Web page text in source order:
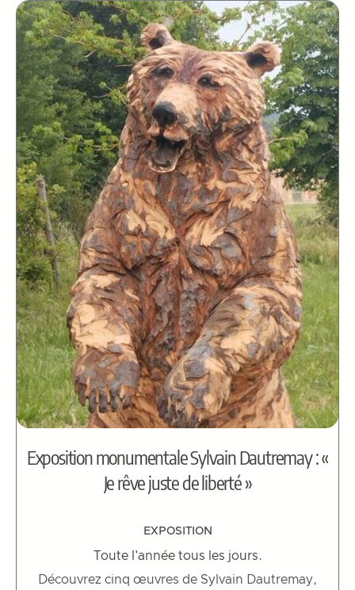
Exposition monumentale Sylvain Dautremay : «
Je rêve juste de liberté »
EXPOSITION
Toute l'année tous les jours.
Découvrez cinq œuvres de Sylvain Dautremay,